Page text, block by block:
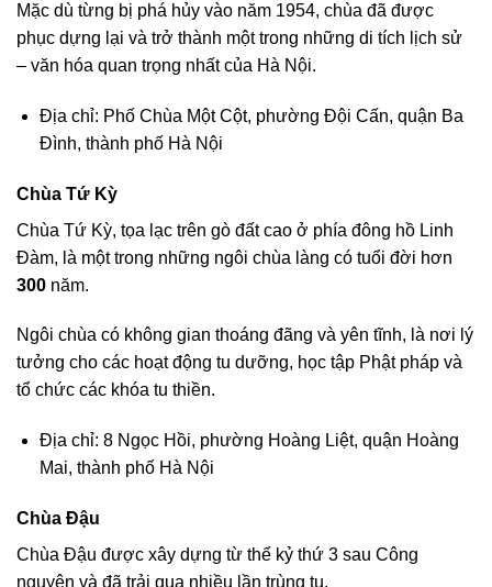
Mặc dù từng bị phá hủy vào năm 1954, chùa đã được
phục dựng lại và trở thành một trong những di tích lịch sử
– văn hóa quan trọng nhất của Hà Nội.
Địa chỉ: Phố Chùa Một Cột, phường Đội Cấn, quận Ba
Đình, thành phố Hà Nội
Chùa Tứ Kỳ
Chùa Tứ Kỳ, tọa lạc trên gò đất cao ở phía đông hồ Linh
Đàm, là một trong những ngôi chùa làng có tuổi đời hơn
300 năm.
Ngôi chùa có không gian thoáng đãng và yên tĩnh, là nơi lý
tưởng cho các hoạt động tu dưỡng, học tập Phật pháp và
tổ chức các khóa tu thiền.
Địa chỉ: 8 Ngọc Hồi, phường Hoàng Liệt, quận Hoàng
Mai, thành phố Hà Nội
Chùa Đậu
Chùa Đậu được xây dựng từ thế kỷ thứ 3 sau Công
nguyên và đã trải qua nhiều lần trùng tu.